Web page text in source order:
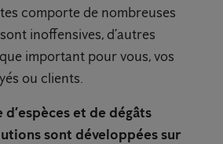
comporte de nombreuses
inoffensives, d’autres
important pour vous, vos
ou clients.
et de dégâts
sont développées sur